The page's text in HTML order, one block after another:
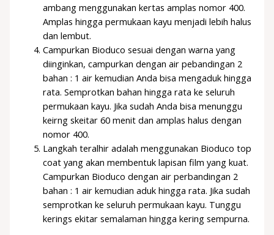
ambang menggunakan kertas amplas nomor 400.
Amplas hingga permukaan kayu menjadi lebih halus
dan lembut.
Campurkan Bioduco sesuai dengan warna yang
diinginkan, campurkan dengan air pebandingan 2
bahan : 1 air kemudian Anda bisa mengaduk hingga
rata. Semprotkan bahan hingga rata ke seluruh
permukaan kayu. Jika sudah Anda bisa menunggu
keirng skeitar 60 menit dan amplas halus dengan
nomor 400.
Langkah teralhir adalah menggunakan Bioduco top
coat yang akan membentuk lapisan film yang kuat.
Campurkan Bioduco dengan air perbandingan 2
bahan : 1 air kemudian aduk hingga rata. Jika sudah
semprotkan ke seluruh permukaan kayu. Tunggu
kerings ekitar semalaman hingga kering sempurna.